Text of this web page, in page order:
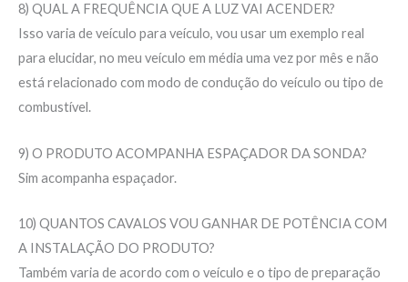
8) QUAL A FREQUÊNCIA QUE A LUZ VAI ACENDER?
Isso varia de veículo para veículo, vou usar um exemplo real
para elucidar, no meu veículo em média uma vez por mês e não
está relacionado com modo de condução do veículo ou tipo de
combustível.
9) O PRODUTO ACOMPANHA ESPAÇADOR DA SONDA?
Sim acompanha espaçador.
10) QUANTOS CAVALOS VOU GANHAR DE POTÊNCIA COM
A INSTALAÇÃO DO PRODUTO?
Também varia de acordo com o veículo e o tipo de preparação